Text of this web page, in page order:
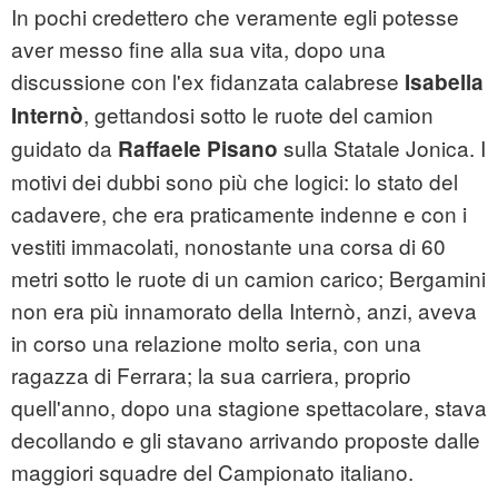
In pochi credettero che veramente egli potesse
aver messo fine alla sua vita, dopo una
discussione con l'ex fidanzata calabrese Isabella
Internò, gettandosi sotto le ruote del camion
guidato da Raffaele Pisano sulla Statale Jonica. I
motivi dei dubbi sono più che logici: lo stato del
cadavere, che era praticamente indenne e con i
vestiti immacolati, nonostante una corsa di 60
metri sotto le ruote di un camion carico; Bergamini
non era più innamorato della Internò, anzi, aveva
in corso una relazione molto seria, con una
ragazza di Ferrara; la sua carriera, proprio
quell'anno, dopo una stagione spettacolare, stava
decollando e gli stavano arrivando proposte dalle
maggiori squadre del Campionato italiano.